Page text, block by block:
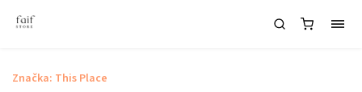
Značka: This Place